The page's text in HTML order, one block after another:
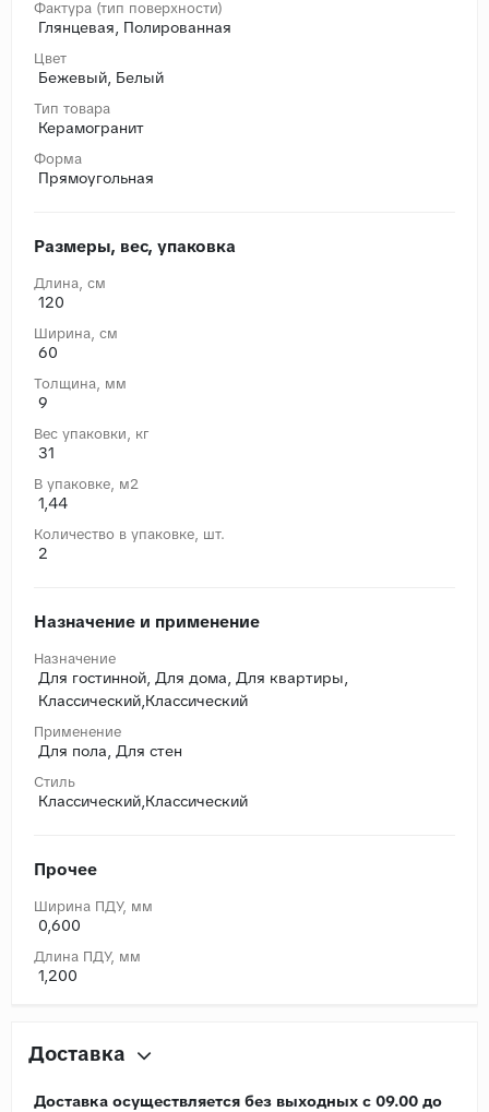
Фактура (тип поверхности)
Глянцевая, Полированная
Цвет
Бежевый, Белый
Тип товара
Керамогранит
Форма
Прямоугольная
Размеры, вес, упаковка
Длина, cм
120
Ширина, cм
60
Толщина, мм
9
Вес упаковки, кг
31
В упаковке, м2
1,44
Количество в упаковке, шт.
2
Назначение и применение
Назначение
Для гостинной, Для дома, Для квартиры,
Классический,Классический
Применение
Для пола, Для стен
Стиль
Классический,Классический
Прочее
Ширина ПДУ, мм
0,600
Длина ПДУ, мм
1,200
Доставка
Доставка осуществляется без выходных с 09.00 до